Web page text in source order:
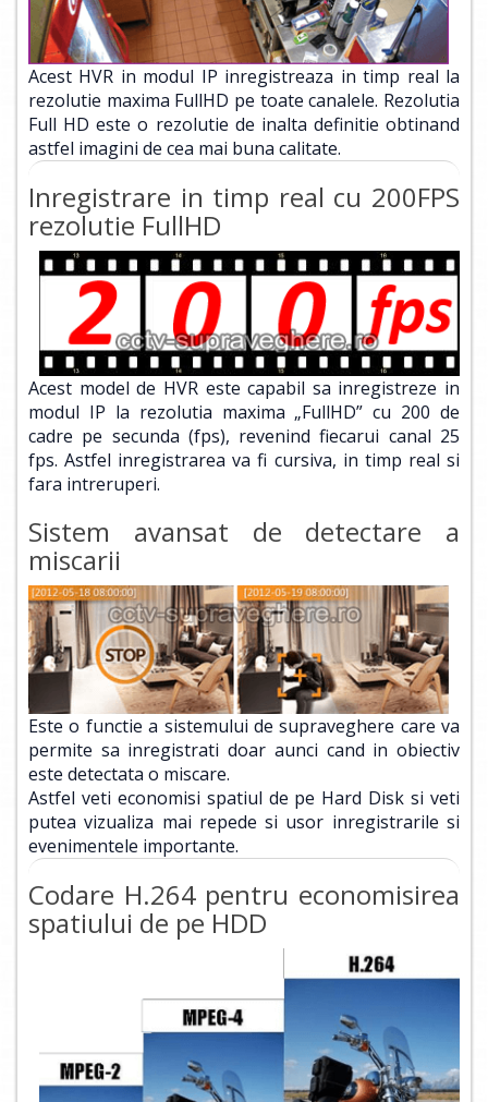
Acest HVR in modul IP inregistreaza in timp real la
rezolutie maxima FullHD pe toate canalele. Rezolutia
Full HD este o rezolutie de inalta definitie obtinand
astfel imagini de cea mai buna calitate.
Inregistrare in timp real cu 200FPS
rezolutie FullHD
Acest model de HVR este capabil sa inregistreze in
modul IP la rezolutia maxima „FullHD” cu 200 de
cadre pe secunda (fps), revenind fiecarui canal 25
fps. Astfel inregistrarea va fi cursiva, in timp real si
fara intreruperi.
Sistem avansat de detectare a
miscarii
Este o functie a sistemului de supraveghere care va
permite sa inregistrati doar aunci cand in obiectiv
este detectata o miscare.
Astfel veti economisi spatiul de pe Hard Disk si veti
putea vizualiza mai repede si usor inregistrarile si
evenimentele importante.
Codare H.264 pentru economisirea
spatiului de pe HDD